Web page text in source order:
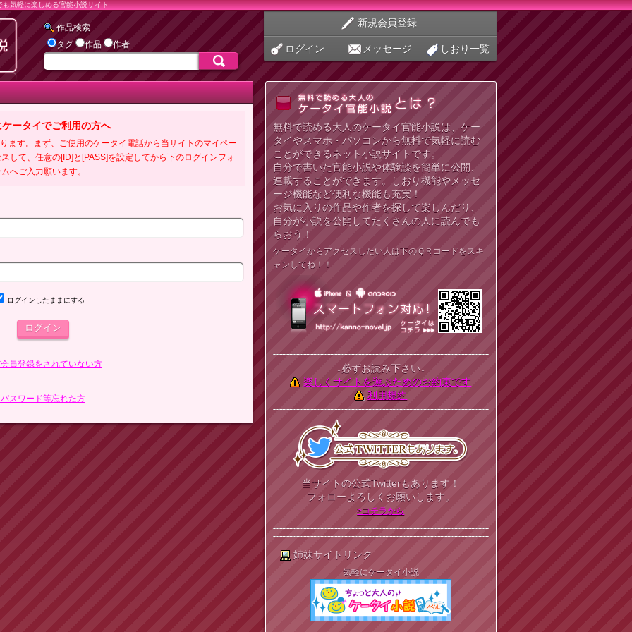
気軽に楽しめる官能小説サイト
作品検索
タグ
作品 作者
新規会員登録
ログイン メッセージ しおり一覧
ータイでご利用の方へ
ます。まず、ご使用のケータイ電話から当サイトのマイペー
して、任意の[ID]と[PASS]を設定してから下のログインフォ
へご入力願います。
ログインしたままにする
員登録をされていない方
スワード等忘れた方
無料で読める大人のケータイ官能小説は、ケー
タイやスマホ・パソコンから無料で気軽に読む
ことができるネット小説サイトです。
自分で書いた官能小説や体験談を簡単に公開、
連載することができます。しおり機能やメッセ
ージ機能など便利な機能も充実！
お気に入りの作品や作者を探して楽しんだり、
自分が小説を公開してたくさんの人に読んでも
らおう！
ケータイからアクセスしたい人は下のＱＲコードをスキ
ャンしてね！！
↓必ずお読み下さい↓
楽しくサイトを遊ぶためのお約束です
利用規約
当サイトの公式Twitterもあります！
フォローよろしくお願いします。
>コチラから
姉妹サイトリンク
気軽にケータイ小説